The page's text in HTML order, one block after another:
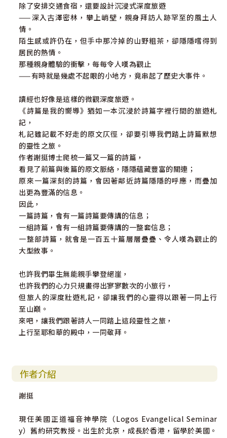
除了安排交通食宿，還要設計沉浸式深度旅遊
——深入古澤密林，攀上峭壁，親身拜訪人跡罕至的風土人
情。
陌生感或許仍在，但手中那冷掉的山野粗茶，卻隱隱嚐得到
居民的熱情。
那種親身體驗的衝擊，每每令人嘆為觀止
——有時就是幾處不起眼的小地方，竟串起了歷史大事件。
讀經也好像是這樣的微觀深度旅遊。
《詩篇是我的嚮導》猶如一本沉浸於詩篇字裡行間的旅遊札
記，
札記雖記載不好走的原文仄徑，卻要引導我們踏上詩篇默想
的靈性之旅。
作者謝挺博士爬梳一篇又一篇的詩篇，
看見了前篇與後篇的原文脈絡，隱隱蘊藏豐富的關連；
原來一篇深刻的詩篇，會因著鄰近詩篇隱隱的呼應，而疊加
出更為豐滿的信息。
因此，
一篇詩篇，會有一篇詩篇要傳講的信息；
一組詩篇，會有一組詩篇要傳講的一整套信息；
一整部詩篇，就會是一百五十篇層層疊疊、令人嘆為觀止的
大型敘事。
也許我們畢生無能親手攀登絕崖，
也許我們的心力只規畫得出寥寥數次的小旅行，
但旅人的深度壯遊札記，卻讓我們的心靈得以跟著一同上行
至山巔。
來吧，讓我們跟著詩人一同踏上這段靈性之旅，
上行至耶和華的殿中，一同敬拜。
作者介紹
謝挺
現任美國正道福音神學院（Logos Evangelical Seminar
y）舊約研究教授。出生於北京，成長於香港，留學於美國。